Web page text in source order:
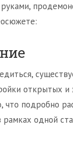
открытых и
что подробно
одной